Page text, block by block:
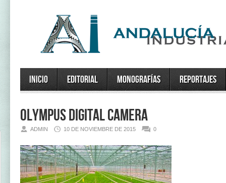
Inicio Editorial Monografías Reportajes
OLYMPUS DIGITAL CAMERA
ADMIN 10 DE NOVIEMBRE DE 2015 0